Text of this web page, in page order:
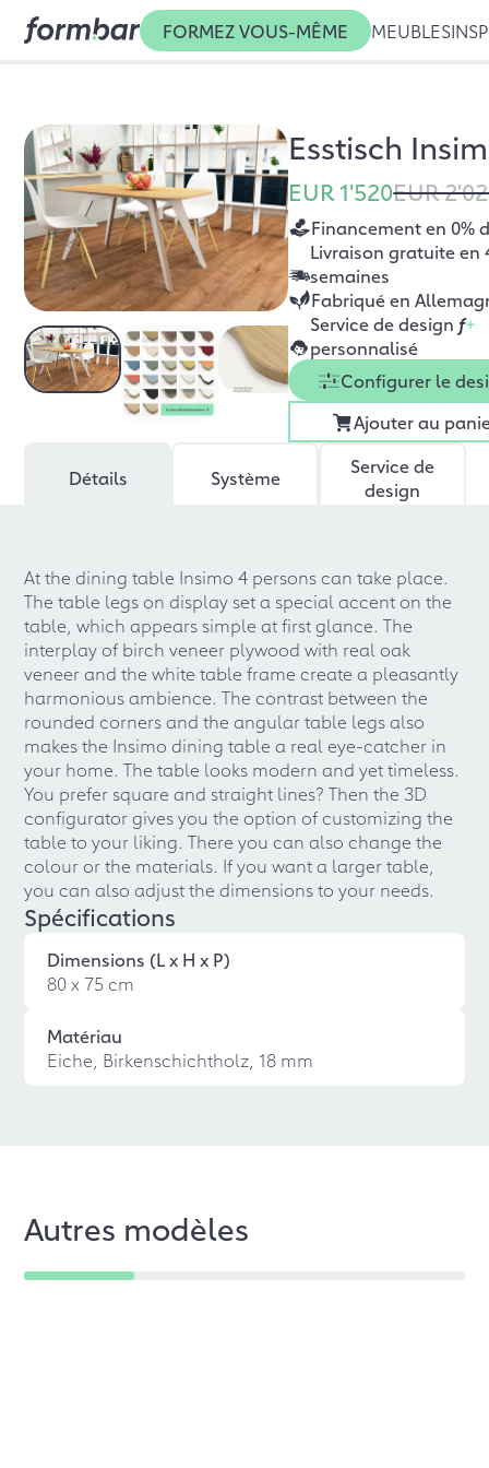
FORMEZ VOUS-MÊME MEUBLES
Esstisch
EUR 1'520EUR
Financement en 0%
Livraison gratuite en
semaines
Fabriqué en
Service de design f+
personnalisé
Configurer le
Ajouter au
Détails Système
Service de
design
At the dining table Insimo 4 persons can take place.
The table legs on display set a special accent on the
table, which appears simple at first glance. The
interplay of birch veneer plywood with real oak
veneer and the white table frame create a pleasantly
harmonious ambience. The contrast between the
rounded corners and the angular table legs also
makes the Insimo dining table a real eye-catcher in
your home. The table looks modern and yet timeless.
You prefer square and straight lines? Then the 3D
configurator gives you the option of customizing the
table to your liking. There you can also change the
colour or the materials. If you want a larger table,
you can also adjust the dimensions to your needs.
Spécifications
Dimensions (L x H x P)
80 x 75 cm
Matériau
Eiche, Birkenschichtholz, 18 mm
Autres modèles